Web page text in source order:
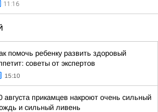
11:16
помочь ребенку развить здоровый
советы от экспертов
15:10
августа прикамцев накроют очень сильный
и сильный ливень